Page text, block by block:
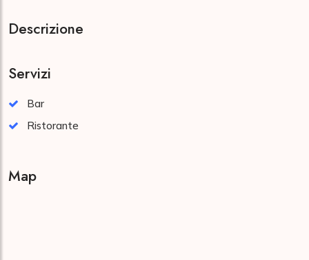
Descrizione
Servizi
Bar
Ristorante
Map